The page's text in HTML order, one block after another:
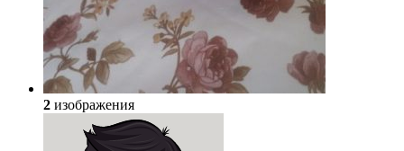
2 изображения